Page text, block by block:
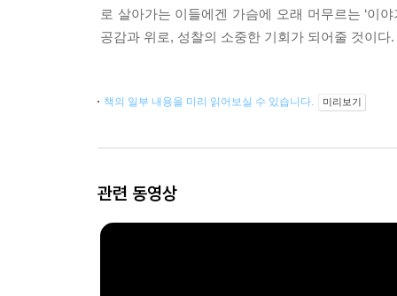
로 살아가는 이들에겐 가슴에 오래 머무르는 ‘이
공감과 위로, 성찰의 소중한 기회가 되어줄 것이다.
책의 일부 내용을 미리 읽어보실 수 있습니다. 미리보기
관련 동영상